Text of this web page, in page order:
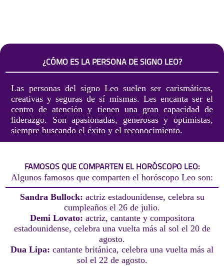
¿CÓMO ES LA PERSONA DE SIGNO LEO?
Las personas del signo Leo suelen ser carismáticas,
creativas y seguras de sí mismas. Les encanta ser el
centro de atención y tienen una gran capacidad de
liderazgo. Son apasionadas, generosas y optimistas,
siempre buscando el éxito y el reconocimiento.
FAMOSOS QUE COMPARTEN EL HORÓSCOPO LEO:
Algunos famosos que comparten el horóscopo Leo son:
Sandra Bullock: actriz estadounidense, celebra su
cumpleaños el 26 de julio.
Demi Lovato: actriz, cantante y compositora
estadounidense, celebra una vuelta más al sol el 20 de
agosto.
Dua Lipa: cantante británica, celebra una vuelta más al
sol el 22 de agosto.